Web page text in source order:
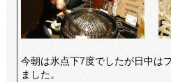
今朝は氷点下7度でしたが日中は
ました。